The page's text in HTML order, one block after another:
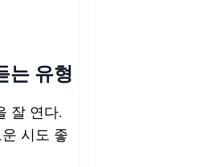
는 유형
잘 연다.
시도 좋